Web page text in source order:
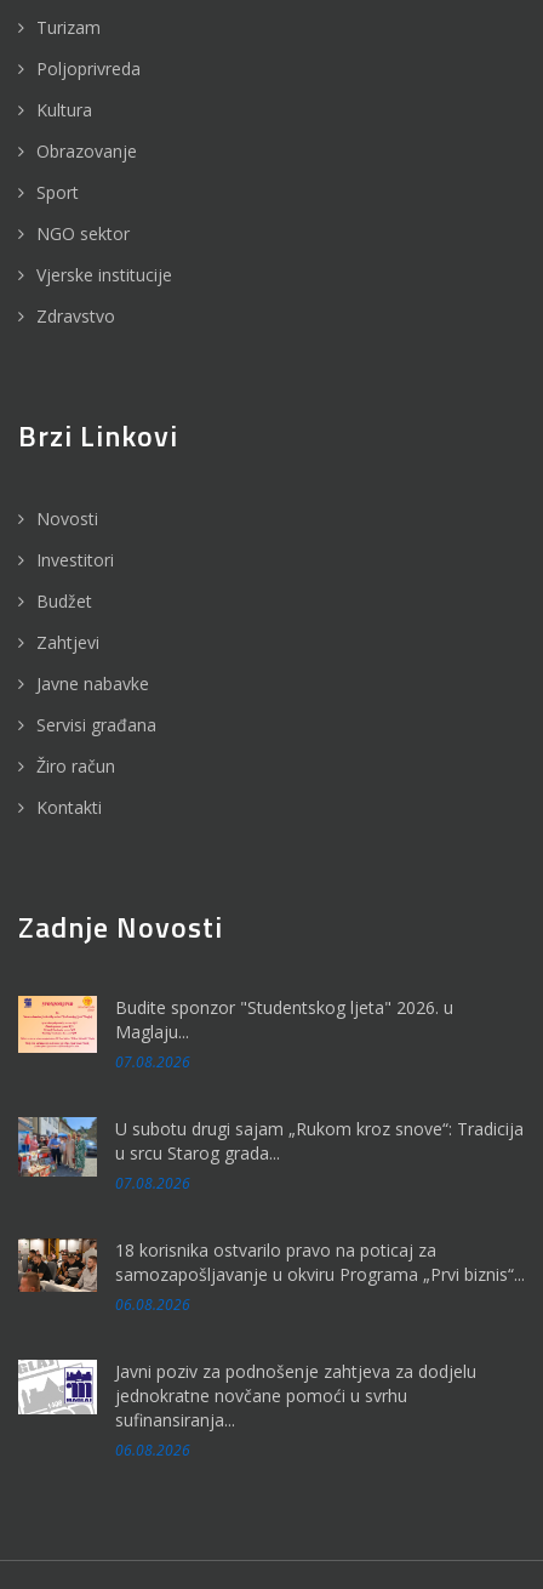
Turizam
Poljoprivreda
Kultura
Obrazovanje
Sport
NGO sektor
Vjerske institucije
Zdravstvo
Brzi Linkovi
Novosti
Investitori
Budžet
Zahtjevi
Javne nabavke
Servisi građana
Žiro račun
Kontakti
Zadnje Novosti
Budite sponzor "Studentskog ljeta" 2026. u
Maglaju...
07.08.2026
U subotu drugi sajam „Rukom kroz snove“: Tradicija
u srcu Starog grada...
07.08.2026
18 korisnika ostvarilo pravo na poticaj za
samozapošljavanje u okviru Programa „Prvi biznis“...
06.08.2026
Javni poziv za podnošenje zahtjeva za dodjelu
jednokratne novčane pomoći u svrhu
sufinansiranja...
06.08.2026